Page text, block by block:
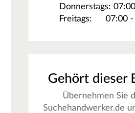
Donnerstags:
Freitags:
07:00
Gehört dieser
Übernehmen Sie
Suchehandwerker.de